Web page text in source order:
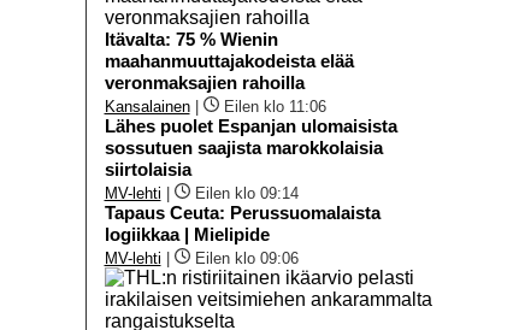
Itävalta: 75 % Wienin
maahanmuuttajakodeista elää
veronmaksajien rahoilla
Kansalainen| Eilen klo 11:06
Lähes puolet Espanjan ulomaisista
sossutuen saajista marokkolaisia
siirtolaisia
MV-lehti Eilen klo 09:14
Tapaus Ceuta: Perussuomalaista
logiikkaa | Mielipide
MV-lehti Eilen klo 09:06